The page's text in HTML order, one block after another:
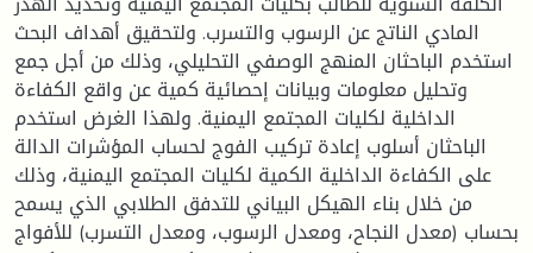
المادي الناتج عن الرسوب والتسرب. ولتحقيق أهداف البحث
استخدم الباحثان المنهج الوصفي التحليلي، وذلك من أجل جمع
وتحليل معلومات وبيانات إحصائية كمية عن واقع الكفاءة
الداخلية لكليات المجتمع اليمنية. ولهذا الغرض استخدم
الباحثان أسلوب إعادة تركيب الفوج لحساب المؤشرات الدالة
على الكفاءة الداخلية الكمية لكليات المجتمع اليمنية، وذلك
من خلال بناء الهيكل البياني للتدفق الطلابي الذي يسمح
بحساب (معدل النجاح، ومعدل الرسوب، ومعدل التسرب) للأفواج